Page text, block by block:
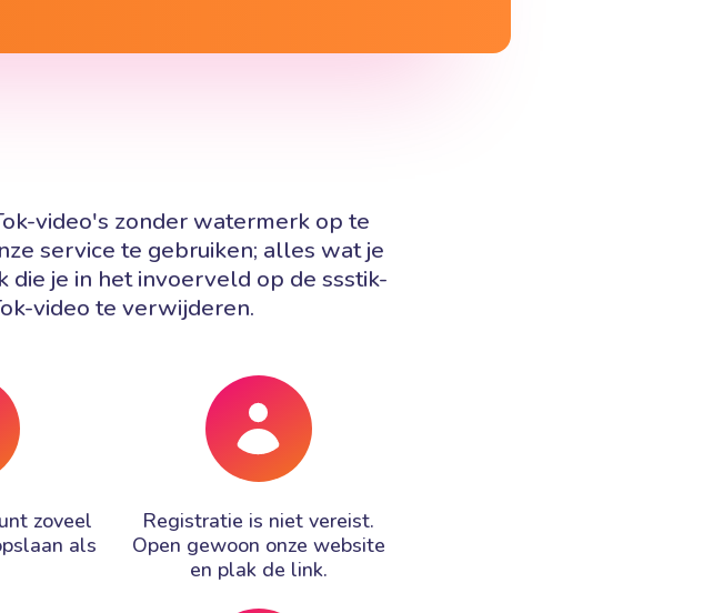
video's zonder watermerk op te
service te gebruiken; alles wat je
je in het invoerveld op de ssstik-
video te verwijderen.
zoveel
als
Registratie is niet vereist.
Open gewoon onze website
en plak de link.